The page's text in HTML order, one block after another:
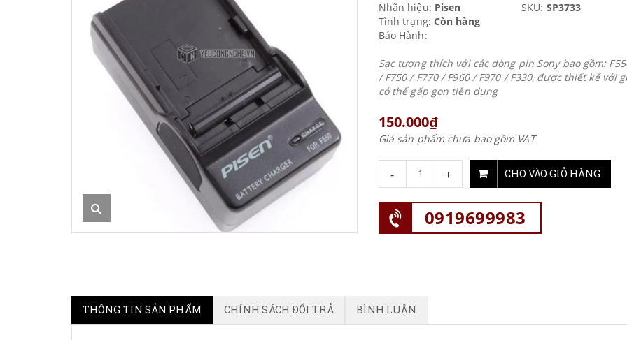
Nhãn hiệu: Pisen SKU: SP3733
Tình trạng: Còn hàng
Bảo Hành:
Sạc tương thích với các dòng pin Sony bao gồm:
/ F750 / F770 / F960 / F970 / F330, được thiết kế với
có thể gấp gọn tiện dụng
150.000₫
Giá sản phẩm chưa bao gồm VAT
- + CHO VÀO GIỎ HÀNG
0919699983
THÔNG TIN SẢN PHẨM CHÍNH SÁCH ĐỔI TRẢ BÌNH LUẬN